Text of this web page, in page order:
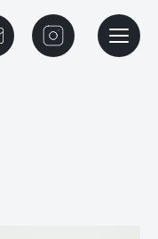
メニュ